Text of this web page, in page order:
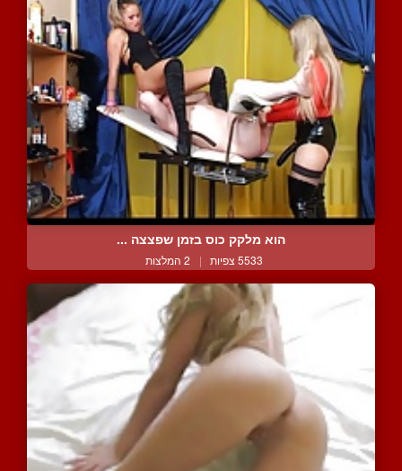
הוא מלקק כוס בזמן שפצצה ...
5533 צפיות | 2 המלצות